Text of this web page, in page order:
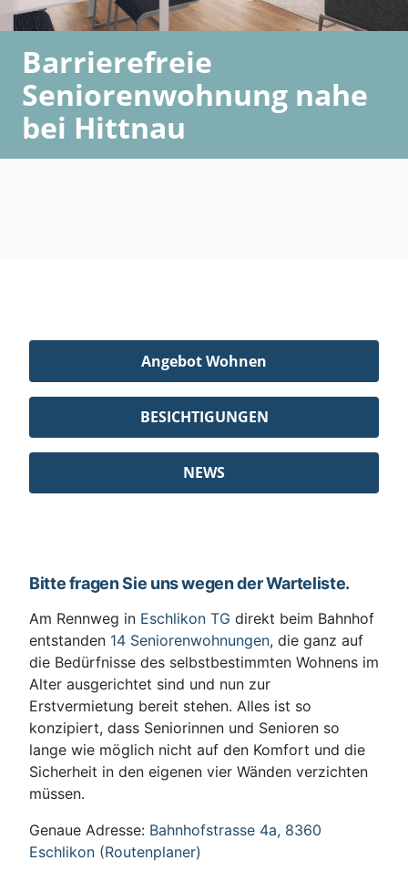
Barrierefreie
Seniorenwohnung nahe
bei Hittnau
Angebot Wohnen
BESICHTIGUNGEN
NEWS
Bitte fragen Sie uns wegen der Warteliste.
Am Rennweg in Eschlikon TG direkt beim Bahnhof
entstanden 14 Seniorenwohnungen, die ganz auf
die Bedürfnisse des selbstbestimmten Wohnens im
Alter ausgerichtet sind und nun zur
Erstvermietung bereit stehen. Alles ist so
konzipiert, dass Seniorinnen und Senioren so
lange wie möglich nicht auf den Komfort und die
Sicherheit in den eigenen vier Wänden verzichten
müssen.
Genaue Adresse: Bahnhofstrasse 4a, 8360
Eschlikon (Routenplaner)